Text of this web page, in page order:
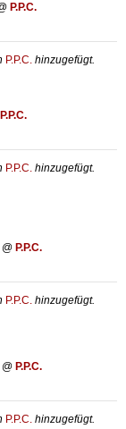
P.P.C.
P.P.C. hinzugefügt.
P.P.C.
P.P.C. hinzugefügt.
@ P.P.C.
P.P.C. hinzugefügt.
@ P.P.C.
P.P.C. hinzugefügt.